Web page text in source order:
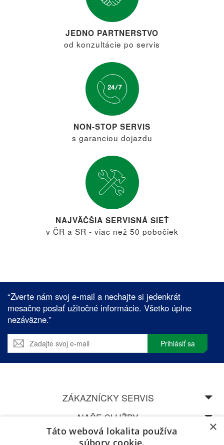
JEDNO PARTNERSTVO
od konzultácie po servis
NON-STOP SERVIS
s garanciou dojazdu
NAJVÄČŠIA SERVISNÁ SIEŤ
v ČR a SR - viac než 50 pobočiek
“Zverte nám svoj e-mail a nechajte si jedenkrát
mesačne poslať užitočné informácie. Všetko úplne
nezáväzne.”
Prihlásiť sa
ZÁKAZNÍCKY SERVIS
NAŠE SLUŽBY
SPEDOS
×
Táto webová lokalita používa
súbory cookie.